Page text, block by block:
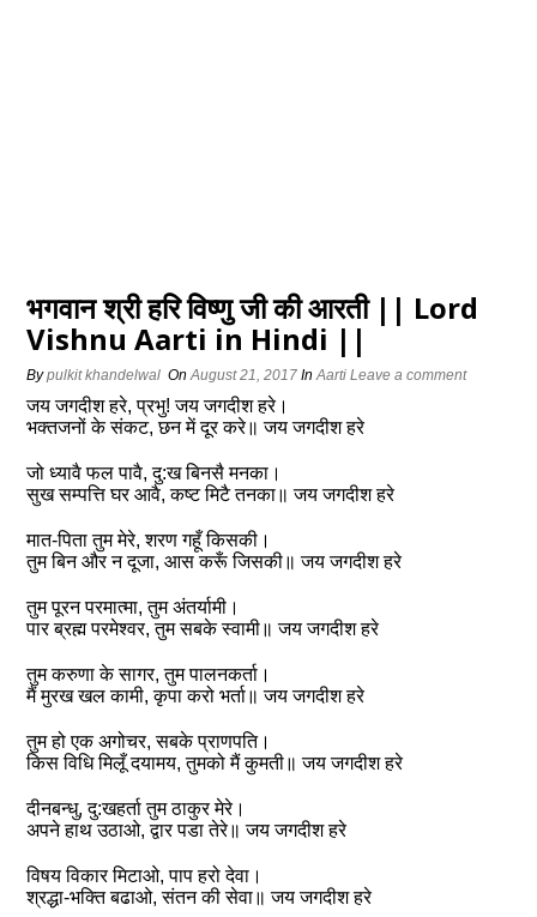
भगवान श्री हरि विष्णु जी की आरती || Lord
Vishnu Aarti in Hindi ||
Bypulkit khandelwal OnAugust 21, 2017 InAarti Leave a comment
जय जगदीश हरे, प्रभु! जय जगदीश हरे।
भक्तजनों के संकट, छन में दूर करे॥ जय जगदीश हरे
जो ध्यावै फल पावै, दु:ख बिनसै मनका।
सुख सम्पत्ति घर आवै, कष्ट मिटै तनका॥ जय जगदीश हरे
मात-पिता तुम मेरे, शरण गहूँ किसकी।
तुम बिन और न दूजा, आस करूँ जिसकी॥ जय जगदीश हरे
तुम पूरन परमात्मा, तुम अंतर्यामी।
पार ब्रह्म परमेश्वर, तुम सबके स्वामी॥ जय जगदीश हरे
तुम करुणा के सागर, तुम पालनकर्ता।
मैं मुरख खल कामी, कृपा करो भर्ता॥ जय जगदीश हरे
तुम हो एक अगोचर, सबके प्राणपति।
किस विधि मिलूँ दयामय, तुमको मैं कुमती॥ जय जगदीश हरे
दीनबन्धु, दु:खहर्ता तुम ठाकुर मेरे।
अपने हाथ उठाओ, द्वार पडा तेरे॥ जय जगदीश हरे
विषय विकार मिटाओ, पाप हरो देवा।
श्रद्धा-भक्ति बढाओ, संतन की सेवा॥ जय जगदीश हरे